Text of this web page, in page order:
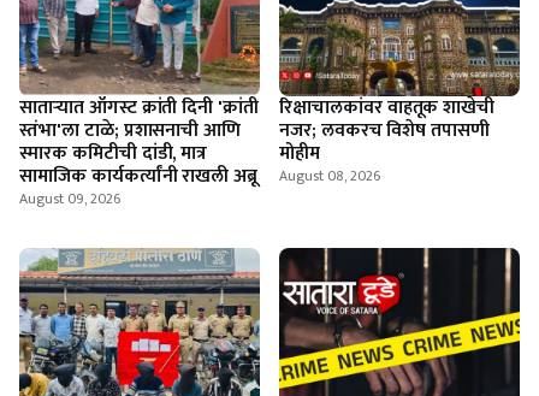
साताऱ्यात ऑगस्ट क्रांती दिनी 'क्रांती
स्तंभा'ला टाळे; प्रशासनाची आणि
स्मारक कमिटीची दांडी, मात्र
सामाजिक कार्यकर्त्यांनी राखली अब्रू
August 09, 2026
रिक्षाचालकांवर वाहतूक शाखेची
नजर; लवकरच विशेष तपासणी
मोहीम
August 08, 2026